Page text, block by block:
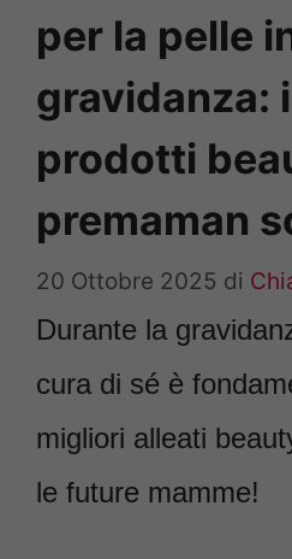
per la pelle
gravidanza:
prodotti
premaman
20 Ottobre 2025 di
Durante la
cura di sé è
migliori alleati
le future mamme!